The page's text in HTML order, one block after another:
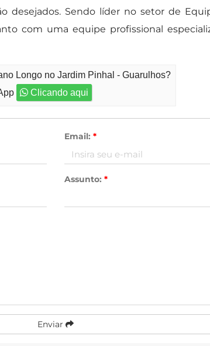
desejados. Sendo líder no setor de
com uma equipe profissional
Longo no Jardim Pinhal - Guarulhos?
Clicando aqui
Email: *
Assunto: *
Enviar